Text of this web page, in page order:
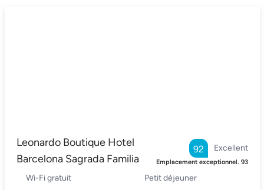
Leonardo Boutique Hotel
Barcelona Sagrada Familia
Excellent
92
Emplacement exceptionnel. 93
Wi-Fi gratuit Petit déjeuner